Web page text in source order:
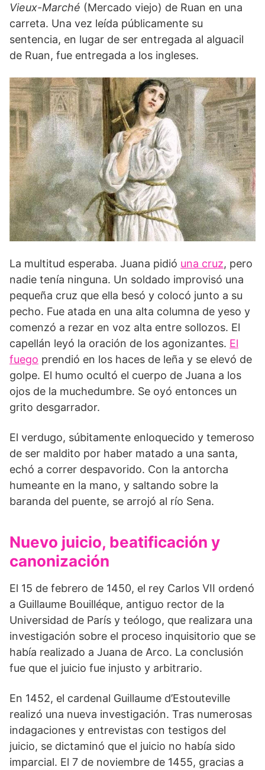
Vieux-Marché (Mercado viejo) de Ruan en una
carreta. Una vez leída públicamente su
sentencia, en lugar de ser entregada al alguacil
de Ruan, fue entregada a los ingleses.
La multitud esperaba. Juana pidió una cruz, pero
nadie tenía ninguna. Un soldado improvisó una
pequeña cruz que ella besó y colocó junto a su
pecho. Fue atada en una alta columna de yeso y
comenzó a rezar en voz alta entre sollozos. El
capellán leyó la oración de los agonizantes. El
fuego prendió en los haces de leña y se elevó de
golpe. El humo ocultó el cuerpo de Juana a los
ojos de la muchedumbre. Se oyó entonces un
grito desgarrador.
El verdugo, súbitamente enloquecido y temeroso
de ser maldito por haber matado a una santa,
echó a correr despavorido. Con la antorcha
humeante en la mano, y saltando sobre la
baranda del puente, se arrojó al río Sena.
Nuevo juicio, beatificación y
canonización
El 15 de febrero de 1450, el rey Carlos VII ordenó
a Guillaume Bouilléque, antiguo rector de la
Universidad de París y teólogo, que realizara una
investigación sobre el proceso inquisitorio que se
había realizado a Juana de Arco. La conclusión
fue que el juicio fue injusto y arbitrario.
En 1452, el cardenal Guillaume d’Estouteville
realizó una nueva investigación. Tras numerosas
indagaciones y entrevistas con testigos del
juicio, se dictaminó que el juicio no había sido
imparcial. El 7 de noviembre de 1455, gracias a